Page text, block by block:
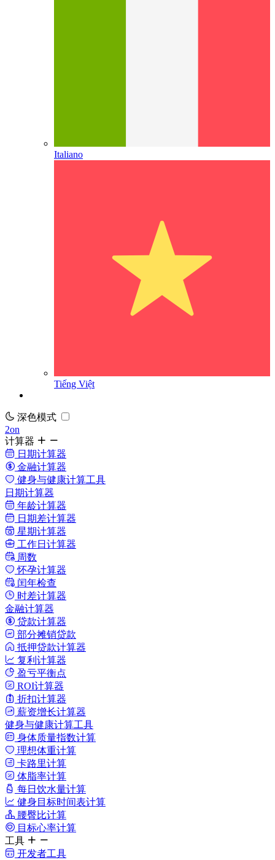
Italiano
Tiếng Việt
深色模式
2on
计算器
日期计算器
金融计算器
健身与健康计算工具
日期计算器
年龄计算器
日期差计算器
星期计算器
工作日计算器
周数
怀孕计算器
闰年检查
时差计算器
金融计算器
贷款计算器
部分摊销贷款
抵押贷款计算器
复利计算器
盈亏平衡点
ROI计算器
折扣计算器
薪资增长计算器
健身与健康计算工具
身体质量指数计算
理想体重计算
卡路里计算
体脂率计算
每日饮水量计算
健身目标时间表计算
腰臀比计算
目标心率计算
工具
开发者工具